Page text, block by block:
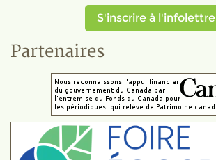
S'inscrire à l'infolettre
Partenaires